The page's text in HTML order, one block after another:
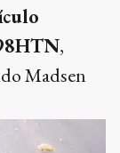
,
Madsen